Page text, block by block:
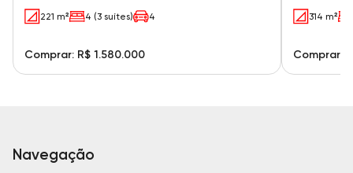
221 m² 4 (3 suítes) 4
Comprar: R$ 1.580.000
314 m²
Comprar:
Navegação